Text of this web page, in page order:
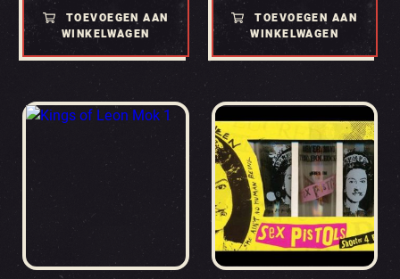
TOEVOEGEN AAN
WINKELWAGEN
TOEVOEGEN AAN
WINKELWAGEN